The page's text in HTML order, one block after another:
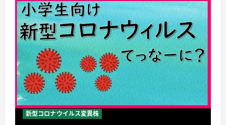
新型コロナウイルス変異株